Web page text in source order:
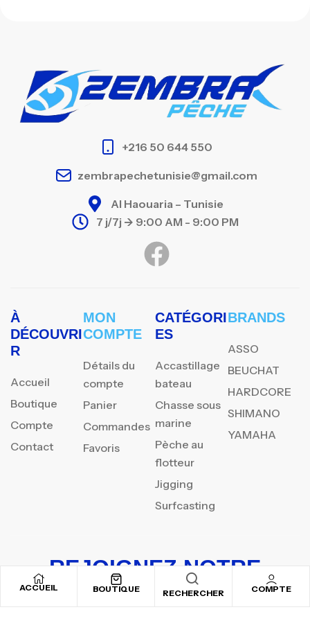
ACCUEIL BOUTIQUE RECHERCHER COMPTE
+216 50 644 550
zembrapechetunisie@gmail.com
Al Haouaria – Tunisie
7 j/7j -> 9:00 AM - 9:00 PM
À
DÉCOUVRI
R
Accueil
Boutique
Compte
Contact
MON
COMPTE
Détails du
compte
Panier
Commandes
Favoris
CATÉGORI
ES
Accastillage
bateau
Chasse sous
marine
Pèche au
flotteur
Jigging
Surfcasting
BRANDS
ASSO
BEUCHAT
HARDCORE
SHIMANO
YAMAHA
REJOIGNEZ NOTRE
NEWSLETTER